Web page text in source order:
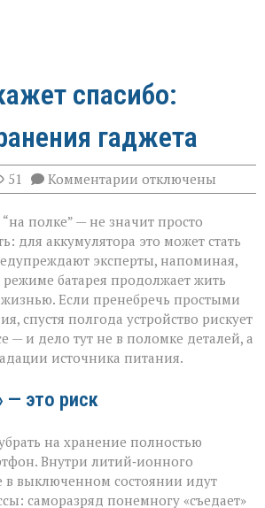
спасибо:
гаджета
51 Комментарии к
записи
скажет
спасибо:
хранения
гаджета
отключены
полке” — не значит просто
для аккумулятора это может стать
эксперты, напоминая,
батарея продолжает жить
Если пренебречь простыми
спустя полгода устройство рискует
— и дело тут не в поломке деталей, а
источника питания.
— это риск
на хранение полностью
Внутри литий‑ионного
в выключенном состоянии идут
саморазряд понемногу «съедает»